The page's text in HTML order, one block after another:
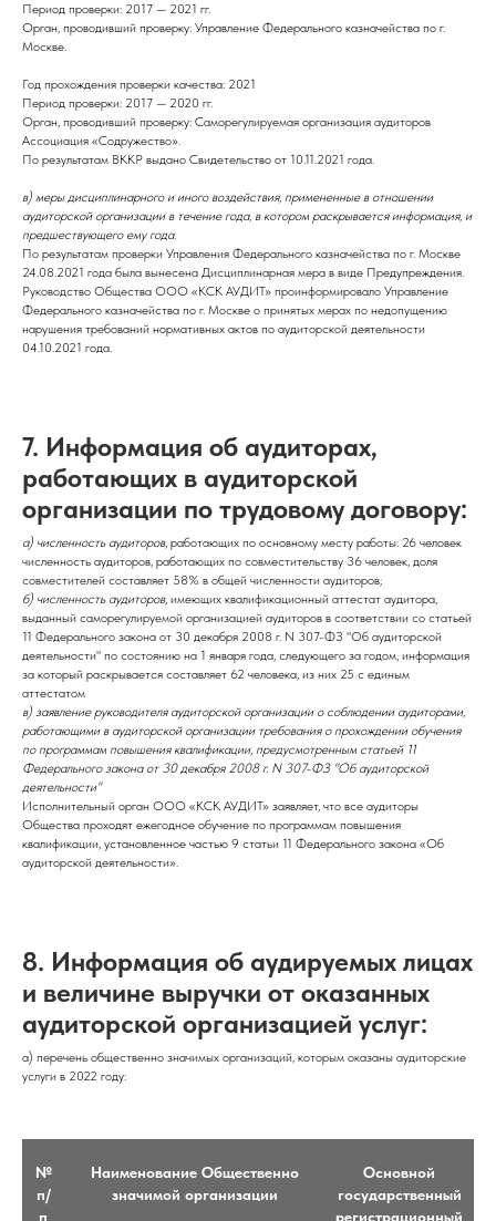
Период проверки: 2017 — 2021 гг.
Орган, проводивший проверку: Управление Федерального казначейства по г.
Москве.
Год прохождения проверки качества: 2021
Период проверки: 2017 — 2020 гг.
Орган, проводивший проверку: Саморегулируемая организация аудиторов
Ассоциация «Содружество».
По результатам ВККР выдано Свидетельство от 10.11.2021 года.
в) меры дисциплинарного и иного воздействия, примененные в отношении
аудиторской организации в течение года, в котором раскрывается информация, и
предшествующего ему года.
По результатам проверки Управления Федерального казначейства по г. Москве
24.08.2021 года была вынесена Дисциплинарная мера в виде Предупреждения.
Руководство Общества ООО «КСК АУДИТ» проинформировало Управление
Федерального казначейства по г. Москве о принятых мерах по недопущению
нарушения требований нормативных актов по аудиторской деятельности
04.10.2021 года.
7. Информация об аудиторах,
работающих в аудиторской
организации по трудовому договору:
а) численность аудиторов, работающих по основному месту работы: 26 человек
численность аудиторов, работающих по совместительству 36 человек, доля
совместителей составляет 58% в общей численности аудиторов;
б) численность аудиторов, имеющих квалификационный аттестат аудитора,
выданный саморегулируемой организацией аудиторов в соответствии со статьей
11 Федерального закона от 30 декабря 2008 г. N 307-ФЗ "Об аудиторской
деятельности" по состоянию на 1 января года, следующего за годом, информация
за который раскрывается составляет 62 человека, из них 25 с единым
аттестатом
в) заявление руководителя аудиторской организации о соблюдении аудиторами,
работающими в аудиторской организации требования о прохождении обучения
по программам повышения квалификации, предусмотренным статьей 11
Федерального закона от 30 декабря 2008 г. N 307-ФЗ "Об аудиторской
деятельности"
Исполнительный орган ООО «КСК АУДИТ» заявляет, что все аудиторы
Общества проходят ежегодное обучение по программам повышения
квалификации, установленное частью 9 статьи 11 Федерального закона «Об
аудиторской деятельности».
8. Информация об аудируемых лицах
и величине выручки от оказанных
аудиторской организацией услуг:
а) перечень общественно значимых организаций, которым оказаны аудиторские
услуги в 2022 году:
№
п/
п
Наименование Общественно
значимой организации
Основной
государственный
регистрационный